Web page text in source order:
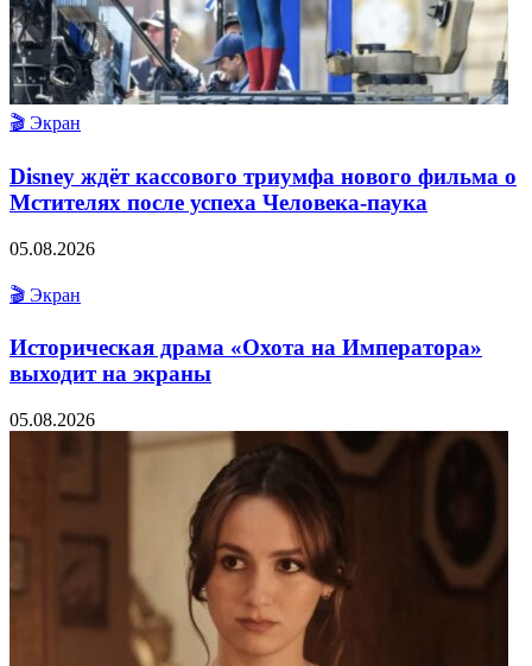
🎬 Экран
Disney ждёт кассового триумфа нового фильма о
Мстителях после успеха Человека-паука
05.08.2026
🎬 Экран
Историческая драма «Охота на Императора»
выходит на экраны
05.08.2026